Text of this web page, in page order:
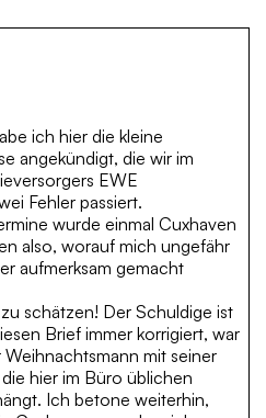
ich hier die kleine
angekündigt, die wir im
EWE
Fehler passiert.
wurde einmal Cuxhaven
also, worauf mich ungefähr
aufmerksam gemacht
schätzen! Der Schuldige ist
Brief immer korrigiert, war
mit seiner
hier im Büro üblichen
Ich betone weiterhin,